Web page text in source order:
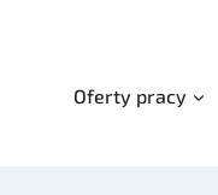
Oferty pracy